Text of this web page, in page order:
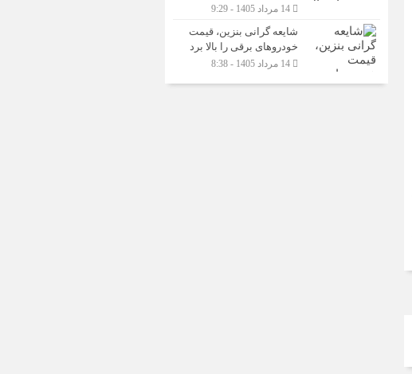
شایعه گرانی بنزین، قیمت
خودروهای برقی را بالا برد